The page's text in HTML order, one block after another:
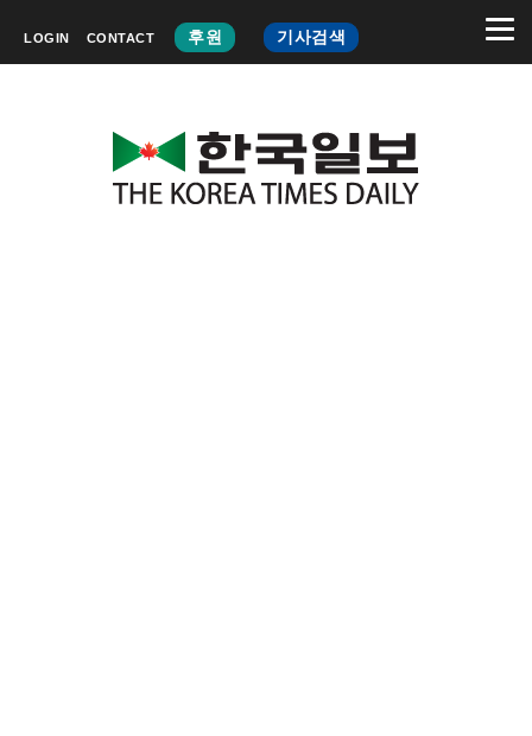
LOGIN CONTACT 후원 기사검색